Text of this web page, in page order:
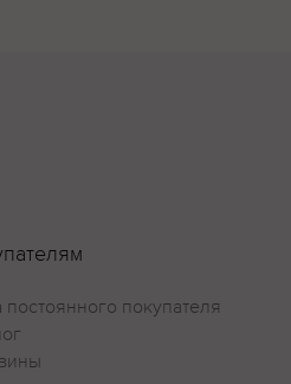
постоянного покупателя